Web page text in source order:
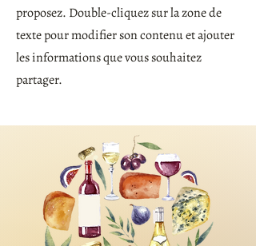
proposez. Double-cliquez sur la zone de
texte pour modifier son contenu et ajouter
les informations que vous souhaitez
partager.